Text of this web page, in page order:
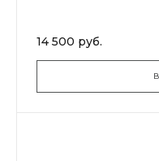
14 500 руб.